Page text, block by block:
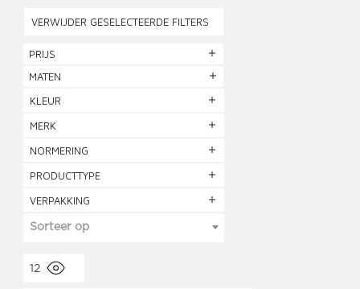
VERWIJDER GESELECTEERDE FILTERS
PRIJS
MATEN
KLEUR
MERK
NORMERING
PRODUCTTYPE
VERPAKKING
Sorteer op
12